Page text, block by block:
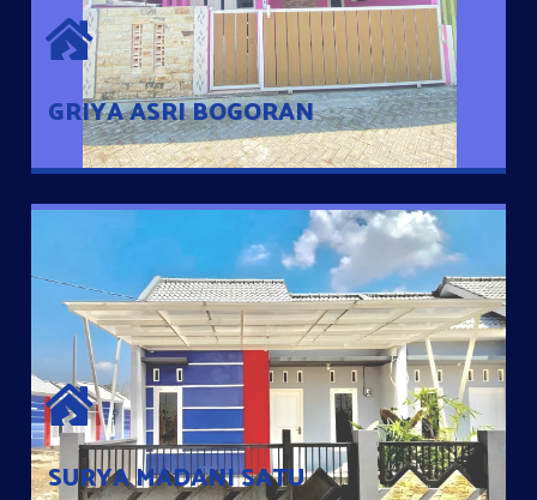
GRIYA ASRI BOGORAN
Desain Modern Minimalis dengan Konsep Rumah Pintar
Sehingga Memudahkan Penghuni mengakses rumahnya
dengan Ponsel
SURYA MADANI SATU
SURYA MADANI SATU
Satu-satunya Hunian nyaman dengan harga subsidi hanya 100
jutaan dengan lokasi strategis di Tuban